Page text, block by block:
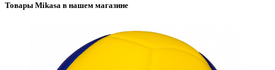
Товары Mikasa в нашем магазине